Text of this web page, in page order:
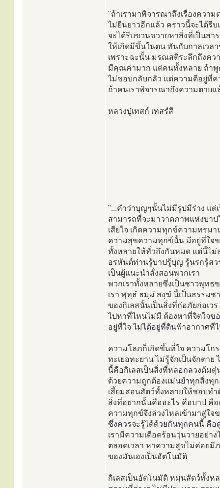
"ถ้าเรามาพิจารณาถึงเรื่องควา
ไม่ยืนยาวอีกแล้ว คราวนี้จะได้รีบ
จะได้รีบขวนขวายหาสิ่งที่เป็นส
ให้เกิดมีขึ้นในตน ทันกับกาลเวลา
เพราะฉะนั้น มรณสติระลึกถึงคว
มีคุณค่ามาก แต่คนทั้งหลาย ถ้าพู
ไม่ชอบกลับกลัว แต่ความดีอยู่ที่ค
ถ้าคนเราพิจารณาถึงความตายแ
หลวงปู่เทสก์ เทสรํสี
"...คำว่าบุญๆนั้นไม่มีรูปมีร่าง แต่
สามารถที่จะมาวาดภาพแห่งบาป
เสียใจ เกิดความทุกข์ความทรม
ความสุขความทุกข์นั้น มีอยู่ที่ใจข
ทั้งหลายให้ทั่วถึงกันหมด แต่นี้ไม่
อรหันต์ท่านรู้บาปรู้บุญ รู้นรกรู้สว
เป็นผู้แนะนำสั่งสอนพวกเรา
พวกเราทั้งหลายซึ่งเป็นชาวพุทธ
เรา พุทฺธํ ธมฺมํ สงฺฆํ นี้เป็นธรรม
ของกิเลสนั้นเป็นสิ่งที่ก่อภัยก่อเวร
ไปหาที่ไหนไม่มี ต้องหาที่จิตใจข
อยู่ที่ใจ ไม่ได้อยู่ที่ดินฟ้าอากาศที่
ความโลภก็เกิดขึ้นที่ใจ ความโก
ทะเยอทะยาน ไม่รู้จักเป็นจักตาย
นี้คือกิเลสเป็นสิ่งที่หลอกลวงต้ม
ด้วยความถูกต้องแม่นยำทุกสิ่งทุ
เสี้ยมสอนสัตว์ทั้งหลายให้ชอบท
สิ่งที่อยากนั้นคืออะไร คือบาป คือ
ความทุกข์จึงล่วงไหลเข้ามาสู่ใจ
ซึ่งควรจะรู้ได้ด้วยกันทุกคนนี้ คือ
เรามีความเดือดร้อนวุ่นวายอย่า
ตลอดเวลา หาความสุขไม่ค่อยมี
ของมันเองเป็นอัตโนมัติ
กิเลสเป็นอัตโนมัติ หมุนสัตว์ทั้งห